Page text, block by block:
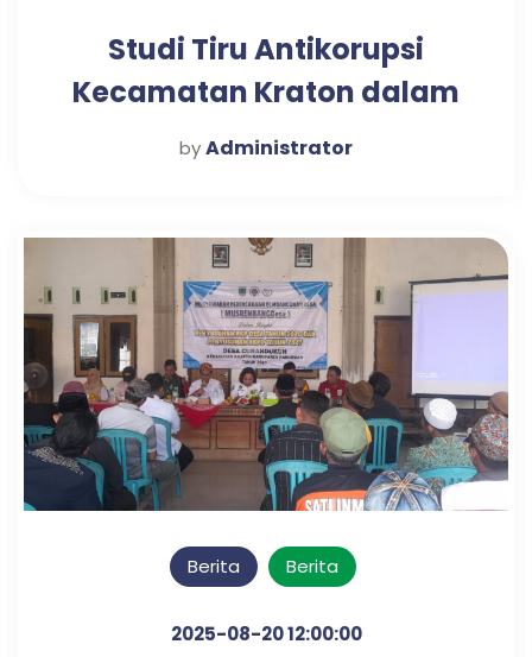
Studi Tiru Antikorupsi
Kecamatan Kraton dalam
Mewujudkan Pelayanan
byAdministrator
Berita Berita
2025-08-20 12:00:00